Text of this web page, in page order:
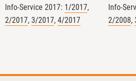
Info-Service 2017: 1/2017,
2/2017,3/2017,4/2017
Info-
2/2008,